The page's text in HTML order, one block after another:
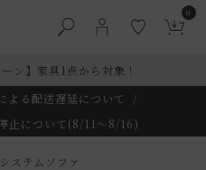
0
ン】家具1点から対象！
よる配送遅延について
/
止について(8/11～8/16)
システムソファ